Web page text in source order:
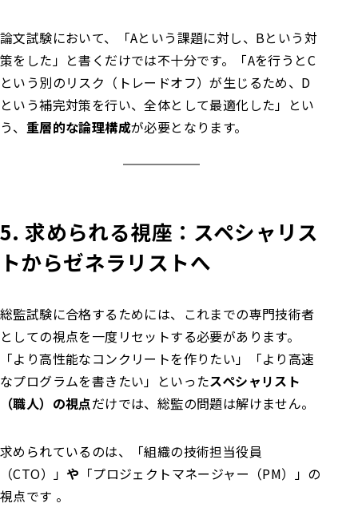
論文試験において、「Aという課題に対し、Bという対
策をした」と書くだけでは不十分です。「Aを行うとC
という別のリスク（トレードオフ）が生じるため、D
という補完対策を行い、全体として最適化した」とい
う、 重層的な論理構成が必要となります。
5. 求められる視座：スペシャリス
トからゼネラリストへ
総監試験に合格するためには、これまでの専門技術者
としての視点を一度リセットする必要があります。
「より高性能なコンクリートを作りたい」「より高速
なプログラムを書きたい」といったスペシャリスト
（職人）の視点だけでは、総監の問題は解けません。
求められているのは、「組織の技術担当役員
（CTO）」や 「プロジェクトマネージャー（PM）」の
視点です 。